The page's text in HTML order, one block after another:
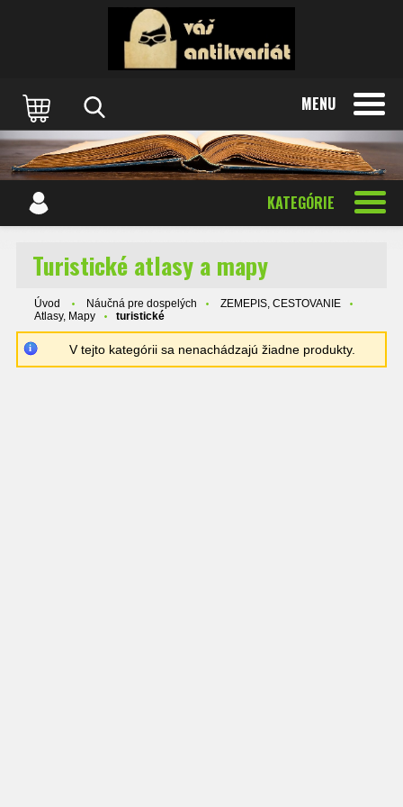
MENU
KATEGÓRIE
Turistické atlasy a mapy
Úvod Náučná pre dospelých
ZEMEPIS, CESTOVANIE
Atlasy, Mapy
turistické
V tejto kategórii sa nenachádzajú žiadne produkty.